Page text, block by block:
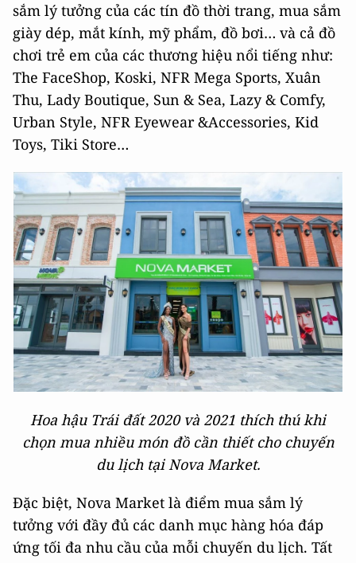
sắm lý tưởng của các tín đồ thời trang, mua sắm
giày dép, mắt kính, mỹ phẩm, đồ bơi… và cả đồ
chơi trẻ em của các thương hiệu nổi tiếng như:
The FaceShop, Koski, NFR Mega Sports, Xuân
Thu, Lady Boutique, Sun & Sea, Lazy & Comfy,
Urban Style, NFR Eyewear &Accessories, Kid
Toys, Tiki Store…
Hoa hậu Trái đất 2020 và 2021 thích thú khi
chọn mua nhiều món đồ cần thiết cho chuyến
du lịch tại Nova Market.
Đặc biệt, Nova Market là điểm mua sắm lý
tưởng với đầy đủ các danh mục hàng hóa đáp
ứng tối đa nhu cầu của mỗi chuyến du lịch. Tất